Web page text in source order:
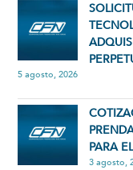
5 agosto, 2026
PARA
3 agosto,